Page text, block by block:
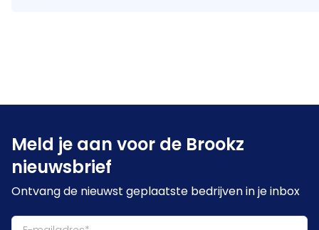
Meld je aan voor de Brookz
nieuwsbrief
Ontvang de nieuwst geplaatste bedrijven in je inbox